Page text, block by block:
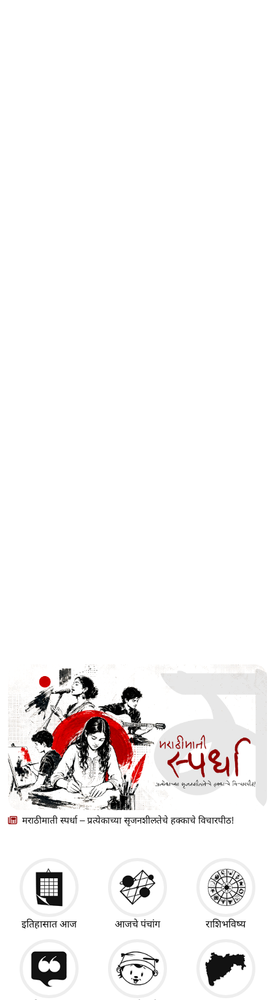
मराठीमाती स्पर्धा – प्रत्येकाच्या सृजनशीलतेचे हक्काचे विचारपीठ!
इतिहासात आज आजचे पंचांग राशिभविष्य